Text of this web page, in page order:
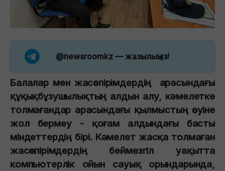
@newsroomkz — жазылыңыз!
Балалар мен жасөспірімдердің арасындағы
құқықбұзушылықтың алдын алу, кәмелетке
толмағандар арасындағы қылмыстың өсуіне
жол бермеу - қоғам алдындағы басты
міндеттердің бірі. Кәмелет жасқа толмаған
жасөспірімдердің беймезгіл уақытта
компьютерлік ойын сауық орындарында,